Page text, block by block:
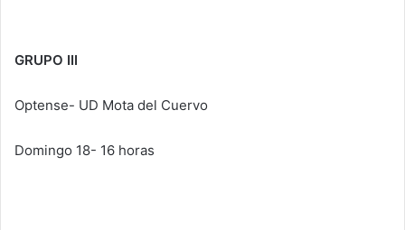
GRUPO III
Optense- UD Mota del Cuervo
Domingo 18- 16 horas